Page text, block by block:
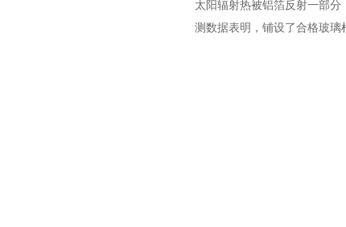
太阳辐射热被铝箔反射一部
测数据表明，铺设了合格玻